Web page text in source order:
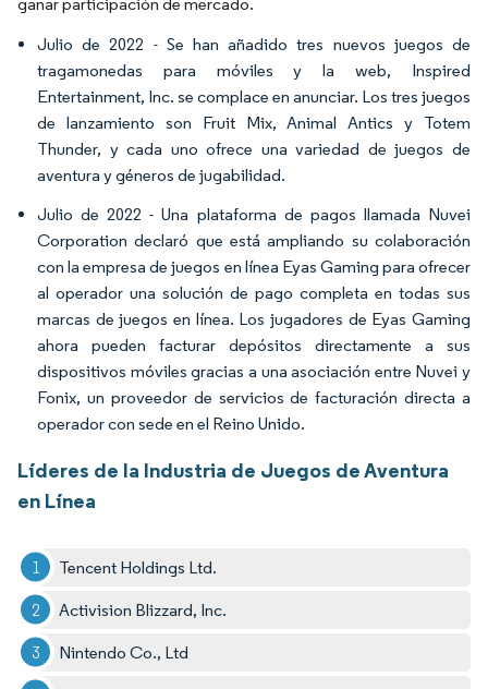
Julio de 2022 - Se han añadido tres nuevos juegos de
tragamonedas para móviles y la web, Inspired
Entertainment, Inc. se complace en anunciar. Los tres juegos
de lanzamiento son Fruit Mix, Animal Antics y Totem
Thunder, y cada uno ofrece una variedad de juegos de
aventura y géneros de jugabilidad.
Julio de 2022 - Una plataforma de pagos llamada Nuvei
Corporation declaró que está ampliando su colaboración
con la empresa de juegos en línea Eyas Gaming para ofrecer
al operador una solución de pago completa en todas sus
marcas de juegos en línea. Los jugadores de Eyas Gaming
ahora pueden facturar depósitos directamente a sus
dispositivos móviles gracias a una asociación entre Nuvei y
Fonix, un proveedor de servicios de facturación directa a
operador con sede en el Reino Unido.
Líderes de la Industria de Juegos de Aventura
en Línea
Tencent Holdings Ltd.
Activision Blizzard, Inc.
Nintendo Co., Ltd